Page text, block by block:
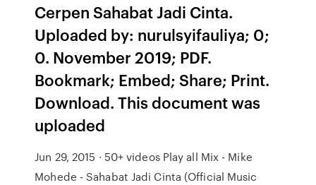
Cerpen Sahabat Jadi Cinta.
Uploaded by: nurulsyifauliya; 0;
0. November 2019; PDF.
Bookmark; Embed; Share; Print.
Download. This document was
uploaded
Jun 29, 2015 · 50+ videos Play all Mix - Mike
Mohede - Sahabat Jadi Cinta (Official Music